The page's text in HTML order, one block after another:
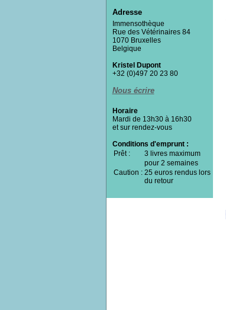
Adresse
Immensothèque
Rue des Vétérinaires 84
1070 Bruxelles
Belgique
Kristel Dupont
+32 (0)497 20 23 80
Nous écrire
Horaire
Mardi de 13h30 à 16h30
et sur rendez-vous
Conditions d'emprunt :
Prêt :
3 livres maximum
pour 2 semaines
Caution : 25 euros rendus lors
du retour